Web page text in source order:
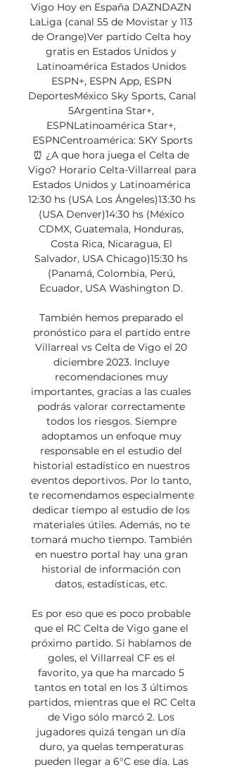
Vigo Hoy en España DAZNDAZN
LaLiga (canal 55 de Movistar y 113
de Orange)Ver partido Celta hoy
gratis en Estados Unidos y
Latinoamérica Estados Unidos
ESPN+, ESPN App, ESPN
DeportesMéxico Sky Sports, Canal
5Argentina Star+,
ESPNLatinoamérica Star+,
ESPNCentroamérica: SKY Sports
⏰ ¿A que hora juega el Celta de
Vigo? Horario Celta-Villarreal para
Estados Unidos y Latinoamérica
12:30 hs (USA Los Ángeles)13:30 hs
(USA Denver)14:30 hs (México
CDMX, Guatemala, Honduras,
Costa Rica, Nicaragua, El
Salvador, USA Chicago)15:30 hs
(Panamá, Colombia, Perú,
Ecuador, USA Washington D.
También hemos preparado el
pronóstico para el partido entre
Villarreal vs Celta de Vigo el 20
diciembre 2023. Incluye
recomendaciones muy
importantes, gracias a las cuales
podrás valorar correctamente
todos los riesgos. Siempre
adoptamos un enfoque muy
responsable en el estudio del
historial estadístico en nuestros
eventos deportivos. Por lo tanto,
te recomendamos especialmente
dedicar tiempo al estudio de los
materiales útiles. Además, no te
tomará mucho tiempo. También
en nuestro portal hay una gran
historial de información con
datos, estadísticas, etc.
Es por eso que es poco probable
que el RC Celta de Vigo gane el
próximo partido. Si hablamos de
goles, el Villarreal CF es el
favorito, ya que ha marcado 5
tantos en total en los 3 últimos
partidos, mientras que el RC Celta
de Vigo sólo marcó 2. Los
jugadores quizá tengan un día
duro, ya quelas temperaturas
pueden llegar a 6°C ese día. Las